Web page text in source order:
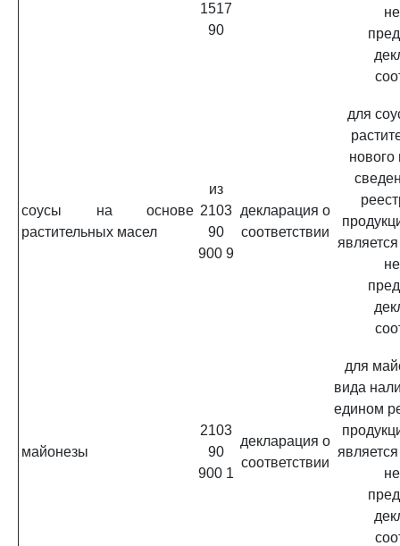
1517
90
соусы на основе
растительных масел
из
2103
90
900 9
декларация о
соответствии
для
нового
майонезы
2103
90
900 1
декларация о
соответствии
для
вида
едином